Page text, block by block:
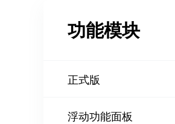
功能模块
正式版
浮动功能面板